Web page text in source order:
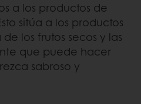
a los productos de
sitúa a los productos
los frutos secos y las
que puede hacer
sabroso y